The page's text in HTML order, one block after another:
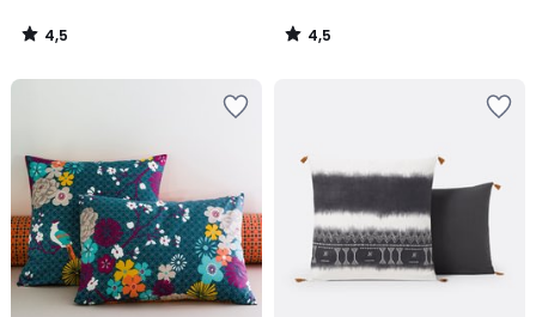
4,5
/
4,5
/